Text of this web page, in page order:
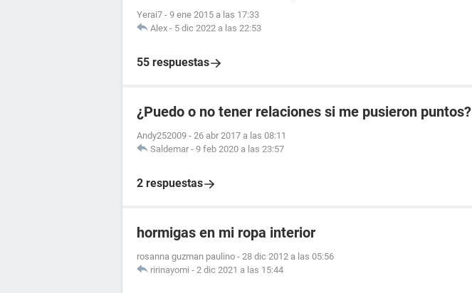
Yerai7 - 9 ene 2015 a las 17:33
Alex - 5 dic 2022 a las 22:53
55 respuestas
¿Puedo o no tener relaciones si me pusieron puntos?
Andy252009 - 26 abr 2017 a las 08:11
Saldemar - 9 feb 2020 a las 23:57
2 respuestas
hormigas en mi ropa interior
rosanna guzman paulino - 28 dic 2012 a las 05:56
ririnayomi - 2 dic 2021 a las 15:44